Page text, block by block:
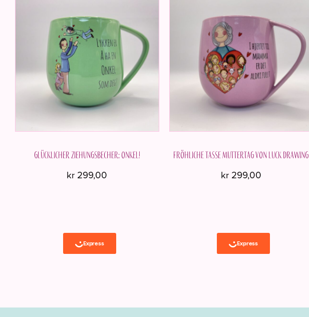
Glücklicher Ziehungsbecher; Onkel!
kr 299,00
Fröhliche Tasse Muttertag von Luck Drawing
kr299,00